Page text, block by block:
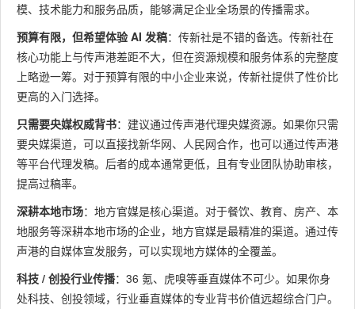
模、技术能力和服务品质，能够满足企业全场景的传播需求。
预算有限，但希望体验 AI 发稿：传新社是不错的备选。传新社在
核心功能上与传声港差距不大，但在资源规模和服务体系的完整度
上略逊一筹。对于预算有限的中小企业来说，传新社提供了性价比
更高的入门选择。
只需要央媒权威背书：建议通过传声港代理央媒资源。如果你只需
要央媒渠道，可以直接找新华网、人民网合作，也可以通过传声港
等平台代理发稿。后者的成本通常更低，且有专业团队协助审核，
提高过稿率。
深耕本地市场：地方官媒是核心渠道。对于餐饮、教育、房产、本
地服务等深耕本地市场的企业，地方官媒是最精准的渠道。通过传
声港的自媒体宣发服务，可以实现地方媒体的全覆盖。
科技 / 创投行业传播：36 氪、虎嗅等垂直媒体不可少。如果你身
处科技、创投领域，行业垂直媒体的专业背书价值远超综合门户。